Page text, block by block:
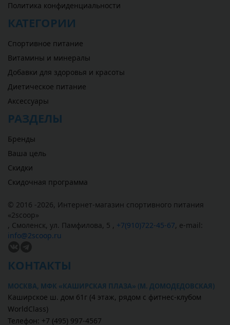
Политика конфиденциальности
КАТЕГОРИИ
Спортивное питание
Витамины и минералы
Добавки для здоровья и красоты
Диетическое питание
Аксессуары
РАЗДЕЛЫ
Бренды
Ваша цель
Скидки
Скидочная программа
© 2016 -2026, Интернет-магазин спортивного питания
«2scoop»
, Смоленск, ул. Памфилова, 5 , +7(910)722-45-67, e-mail:
info@2scoop.ru
КОНТАКТЫ
МОСКВА, МФК «КАШИРСКАЯ ПЛАЗА» (М. ДОМОДЕДОВСКАЯ)
Каширское ш. дом 61г (4 этаж, рядом с фитнес-клубом
WorldClass)
Телефон: +7 (495) 997-4567